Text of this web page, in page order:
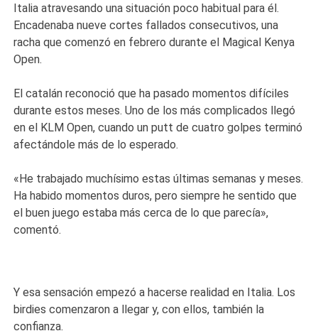
Italia atravesando una situación poco habitual para él.
Encadenaba nueve cortes fallados consecutivos, una
racha que comenzó en febrero durante el Magical Kenya
Open.
El catalán reconoció que ha pasado momentos difíciles
durante estos meses. Uno de los más complicados llegó
en el KLM Open, cuando un putt de cuatro golpes terminó
afectándole más de lo esperado.
«He trabajado muchísimo estas últimas semanas y meses.
Ha habido momentos duros, pero siempre he sentido que
el buen juego estaba más cerca de lo que parecía»,
comentó.
Y esa sensación empezó a hacerse realidad en Italia. Los
birdies comenzaron a llegar y, con ellos, también la
confianza.